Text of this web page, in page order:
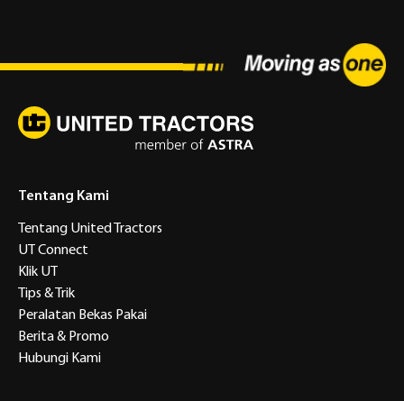
Tentang Kami
Tentang United Tractors
UT Connect
Klik UT
Tips & Trik
Peralatan Bekas Pakai
Berita & Promo
Hubungi Kami